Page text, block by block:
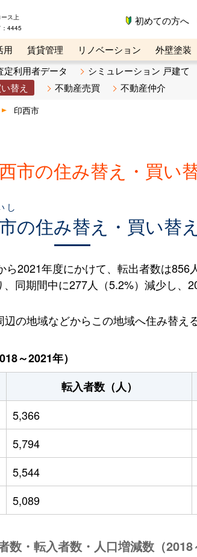
ス上
4445
初めての方へ
用 賃貸管理 リノベーション 外壁塗装
ビンマガジンBiz 不動産売却ご相談デスク
定利用者データ
シミュレーション 戸建て
替え 不動産売買 不動産仲介
印西市
市の住み替え・買い
し
の住み替え・買い替
2021年度にかけて、転出者数は856
同期間中に277人（5.2%）減少し、
の地域などからこの地域へ住み替え
～2021年）
転入者数（人）
5,366
5,794
5,544
5,089